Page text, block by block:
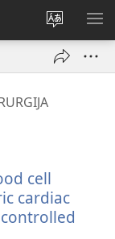
Promeni
jezik
sajta
cell
cardiac